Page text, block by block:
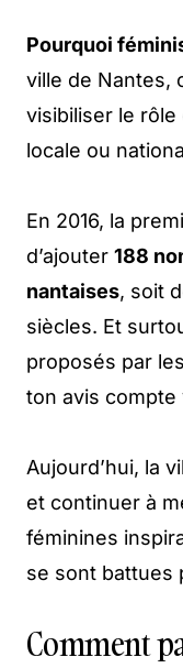
Pourquoi
ville de Nantes,
visibiliser le rôle
locale ou
En 2016, la
d’ajouter 188
nantaises, soit
siècles. Et
proposés par
ton avis compte
Aujourd’hui, la
et continuer à
féminines
se sont battues
Comment